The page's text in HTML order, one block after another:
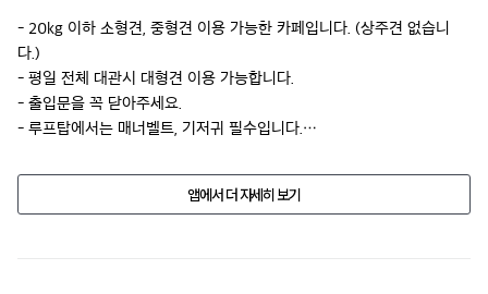
- 20kg 이하 소형견, 중형견 이용 가능한 카페입니다. (상주견 없습니
다.)
- 평일 전체 대관시 대형견 이용 가능합니다.
- 출입문을 꼭 닫아주세요.
- 루프탑에서는 매너벨트, 기저귀 필수입니다.
치워주세요.
- 실내외 계단 이용 시 리드줄을 사용하여 주시거나 안고 이동해 주세요.
앱에서 더 자세히 보기